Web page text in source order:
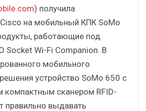
) получила
на мобильный КПК SoMo
работающие под
Socket Wi-Fi Companion. В
мобильного
устройство SoMo 650 с
сканером RFID-
правильно выдавать